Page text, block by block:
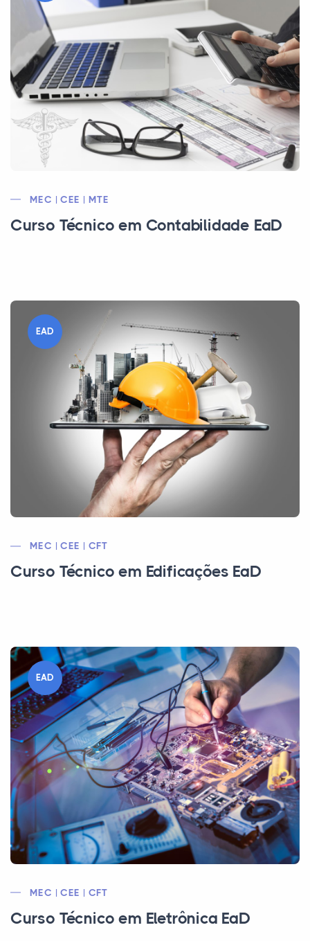
MEC | CEE | MTE
Curso Técnico em Contabilidade EaD
EAD
MEC | CEE | CFT
Curso Técnico em Edificações EaD
EAD
MEC | CEE | CFT
Curso Técnico em Eletrônica EaD